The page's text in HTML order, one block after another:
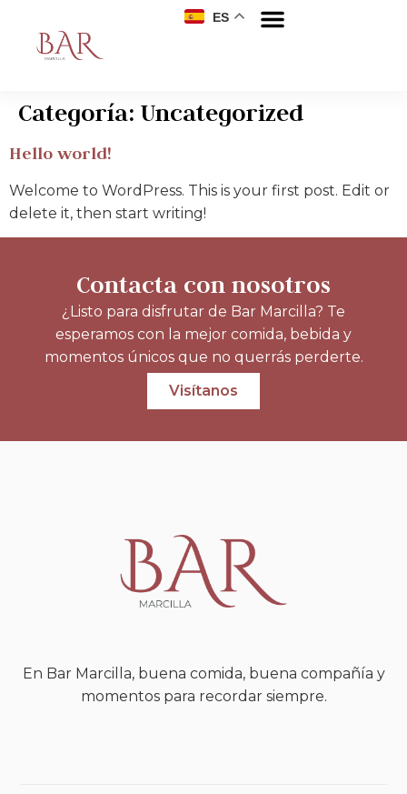
ES
Categoría: Uncategorized
Hello world!
Welcome to WordPress. This is your first post. Edit or
delete it, then start writing!
Contacta con nosotros
¿Listo para disfrutar de Bar Marcilla? Te
esperamos con la mejor comida, bebida y
momentos únicos que no querrás perderte.
Visítanos
En Bar Marcilla, buena comida, buena compañía y
momentos para recordar siempre.